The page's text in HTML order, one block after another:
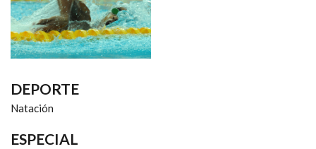
DEPORTE
Natación
ESPECIAL